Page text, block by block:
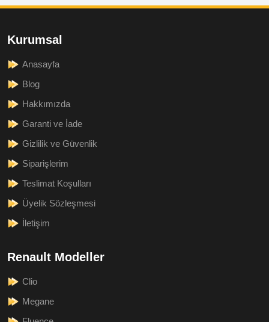
Kurumsal
Anasayfa
Blog
Hakkımızda
Garanti ve İade
Gizlilik ve Güvenlik
Siparişlerim
Teslimat Koşulları
Üyelik Sözleşmesi
İletişim
Renault Modeller
Clio
Megane